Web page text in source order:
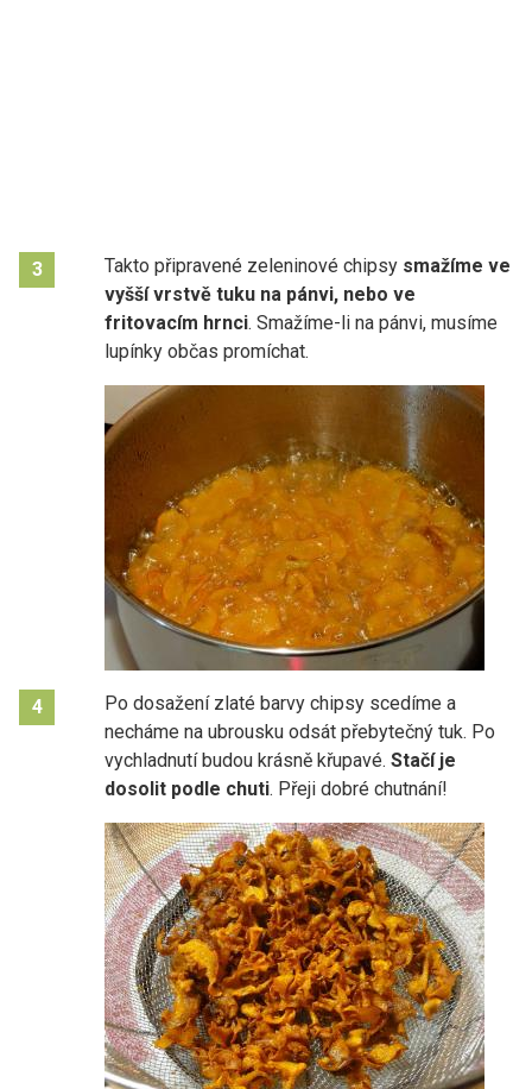
3 Takto připravené zeleninové chipsy smažíme ve
vyšší vrstvě tuku na pánvi, nebo ve
fritovacím hrnci. Smažíme-li na pánvi, musíme
lupínky občas promíchat.
4
Po dosažení zlaté barvy chipsy scedíme a
necháme na ubrousku odsát přebytečný tuk. Po
vychladnutí budou krásně křupavé. Stačí je
dosolit podle chuti. Přeji dobré chutnání!